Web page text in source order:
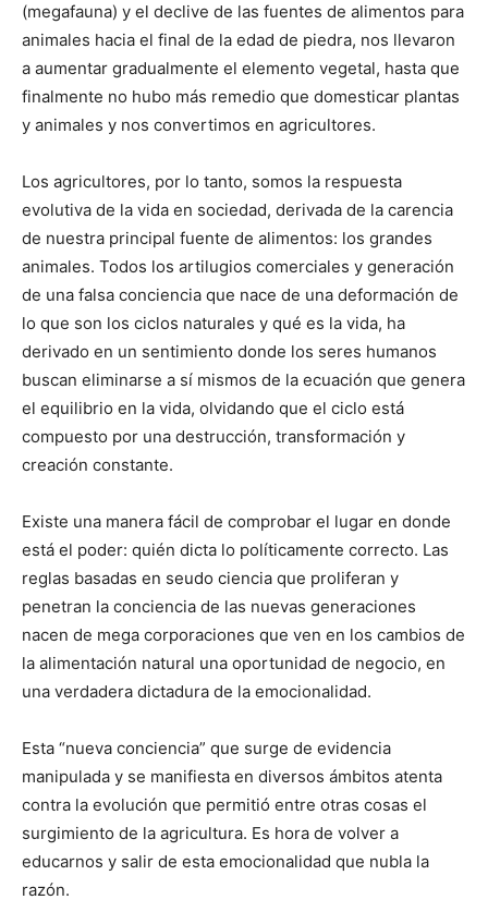
(megafauna) y el declive de las fuentes de alimentos para
animales hacia el final de la edad de piedra, nos llevaron
a aumentar gradualmente el elemento vegetal, hasta que
finalmente no hubo más remedio que domesticar plantas
y animales y nos convertimos en agricultores.
Los agricultores, por lo tanto, somos la respuesta
evolutiva de la vida en sociedad, derivada de la carencia
de nuestra principal fuente de alimentos: los grandes
animales. Todos los artilugios comerciales y generación
de una falsa conciencia que nace de una deformación de
lo que son los ciclos naturales y qué es la vida, ha
derivado en un sentimiento donde los seres humanos
buscan eliminarse a sí mismos de la ecuación que genera
el equilibrio en la vida, olvidando que el ciclo está
compuesto por una destrucción, transformación y
creación constante.
Existe una manera fácil de comprobar el lugar en donde
está el poder: quién dicta lo políticamente correcto. Las
reglas basadas en seudo ciencia que proliferan y
penetran la conciencia de las nuevas generaciones
nacen de mega corporaciones que ven en los cambios de
la alimentación natural una oportunidad de negocio, en
una verdadera dictadura de la emocionalidad.
Esta “nueva conciencia” que surge de evidencia
manipulada y se manifiesta en diversos ámbitos atenta
contra la evolución que permitió entre otras cosas el
surgimiento de la agricultura. Es hora de volver a
educarnos y salir de esta emocionalidad que nubla la
razón.